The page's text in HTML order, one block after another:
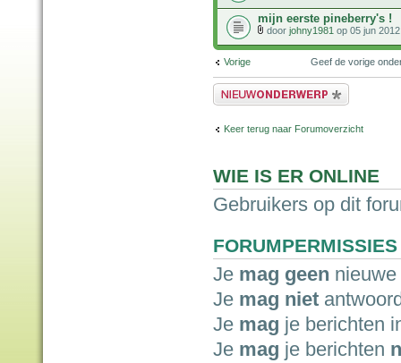
mijn eerste pineberry's !
door johny1981 op 05 jun
Vorige Geef de vorige
Plaats een nieuw bericht
Keer terug naar Forumoverzicht
WIE IS ER ONLINE
Gebruikers op dit
FORUMPERMISSIES
Je mag geen
Je mag niet
Je mag je berichten
Je mag je berichten